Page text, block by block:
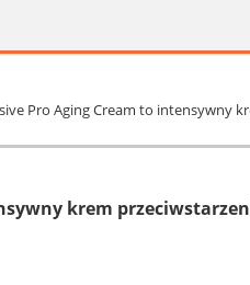
Pro Aging Cream to intensywny
krem